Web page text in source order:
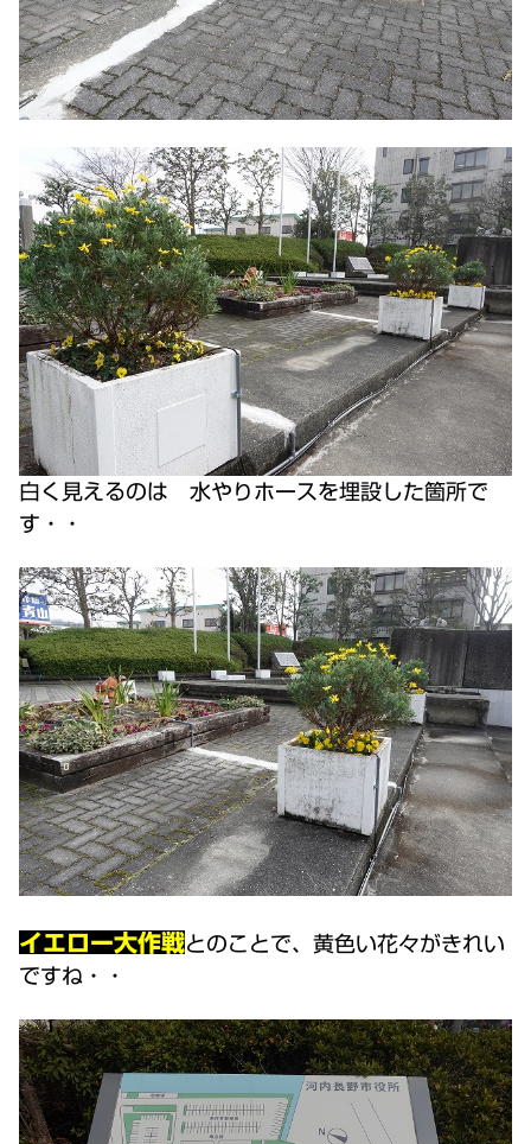
白く見えるのは 水やりホースを埋設した箇所で
す・・
イエロー大作戦とのことで、黄色い花々がきれい
ですね・・